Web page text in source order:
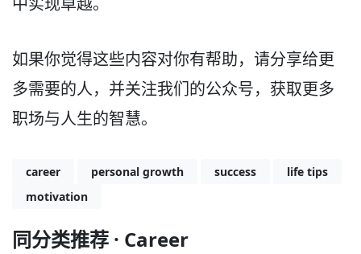
如果你觉得这些内容对你有帮助，请分享给更
多需要的人，并关注我们的公众号，获取更多
职场与人生的智慧。
career personal growth success
life tips
motivation
同分类推荐 · Career